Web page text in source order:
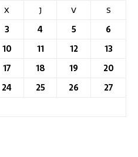
X J V
S
3 4 5
6
10 11 12
13
17 18 19
20
24 25 26
27